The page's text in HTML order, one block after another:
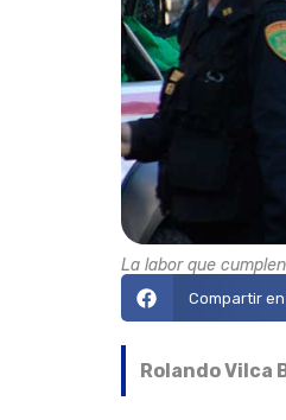
La labor que
Compartir
Rolando Vilca